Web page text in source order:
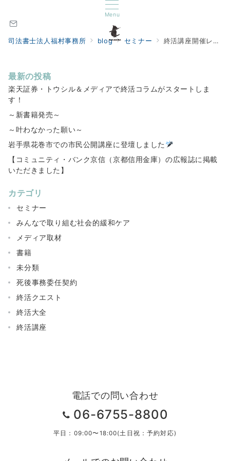
Menu
司法書士法人福村事務所 blog セミナー 終活講座開催レポート
最新の投稿
楽天証券・トウシル＆メディアで終活コラムがスタートしま
す！
～新書籍発売～
～叶わなかった願い～
岩手県花巻市での市民公開講座に登壇しました
【コミュニティ・バンク京信（京都信用金庫）の広報誌に掲載
いただきました】
カテゴリ
セミナー
みんなで取り組む社会的緩和ケア
メディア取材
書籍
未分類
死後事務委任契約
終活クエスト
終活大全
終活講座
電話での問い合わせ
06-6755-8800
平日：09:00〜18:00(土日祝：予約対応)